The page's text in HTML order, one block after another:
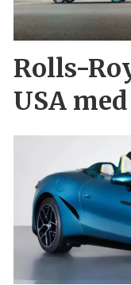
Rolls-
USA